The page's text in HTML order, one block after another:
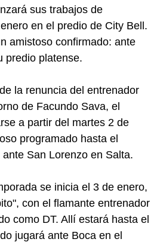
sus trabajos de
en el predio de City Bell.
amistoso confirmado: ante
predio platense.
la renuncia del entrenador
de Facundo Sava, el
a partir del martes 2 de
programado hasta el
San Lorenzo en Salta.
se inicia el 3 de enero,
con el flamante entrenador
como DT. Allí estará hasta el
jugará ante Boca en el